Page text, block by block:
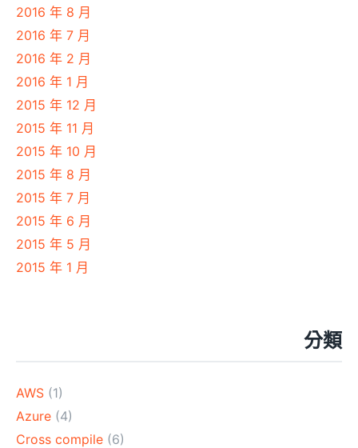
2016 年 8 月
2016 年 7 月
2016 年 2 月
2016 年 1 月
2015 年 12 月
2015 年 11 月
2015 年 10 月
2015 年 8 月
2015 年 7 月
2015 年 6 月
2015 年 5 月
2015 年 1 月
分類
AWS (1)
Azure (4)
Cross compile (6)